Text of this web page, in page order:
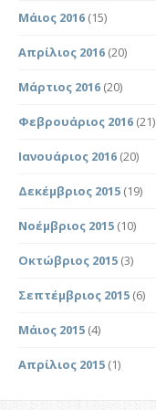
Μάιος 2016 (15)
Απρίλιος 2016 (20)
Μάρτιος 2016 (20)
Φεβρουάριος 2016 (21)
Ιανουάριος 2016 (20)
Δεκέμβριος 2015 (19)
Νοέμβριος 2015 (10)
Οκτώβριος 2015 (3)
Σεπτέμβριος 2015 (6)
Μάιος 2015 (4)
Απρίλιος 2015 (1)